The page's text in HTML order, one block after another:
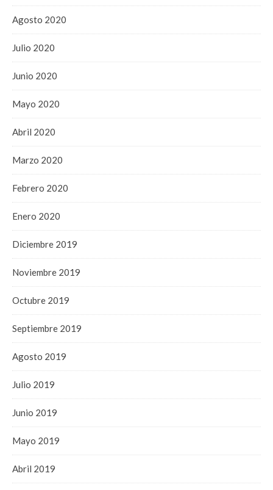
Agosto 2020
Julio 2020
Junio 2020
Mayo 2020
Abril 2020
Marzo 2020
Febrero 2020
Enero 2020
Diciembre 2019
Noviembre 2019
Octubre 2019
Septiembre 2019
Agosto 2019
Julio 2019
Junio 2019
Mayo 2019
Abril 2019